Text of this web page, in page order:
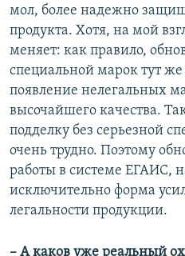
мол, более надежно
продукта. Хотя, на мой
меняет: как правило,
специальной марок тут же
появление нелегальных
высочайшего качества.
подделку без серьезной
очень трудно. Поэтому
работы в системе ЕГАИС,
исключительно форма
легальности продукции.
– ​А каков уже реальный